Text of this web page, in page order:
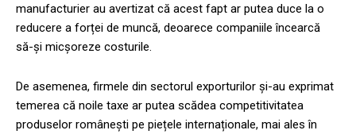
manufacturier au avertizat că acest fapt ar putea duce la o
reducere a forței de muncă, deoarece companiile încearcă
să-și micșoreze costurile.
De asemenea, firmele din sectorul exporturilor și-au exprimat
temerea că noile taxe ar putea scădea competitivitatea
produselor românești pe piețele internaționale, mai ales în